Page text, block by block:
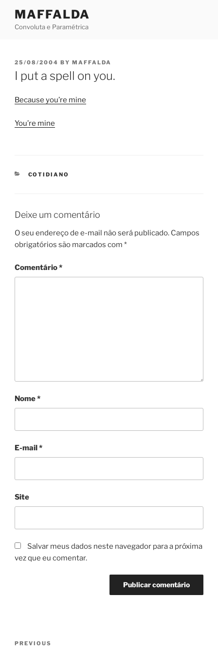
content
MAFFALDA
Convoluta e Paramétrica
POSTED
ON
25/08/2004 BY MAFFALDA
I put a spell on you.
Because you’re mine
You’re mine
CATEGORIES
COTIDIANO
Deixe um comentário
O seu endereço de e-mail não será publicado. Campos
obrigatórios são marcados com *
Comentário*
Nome*
E-mail*
Site
Salvar meus dados neste navegador para a próxima
vez que eu comentar.
Navegação
Previous
PREVIOUS